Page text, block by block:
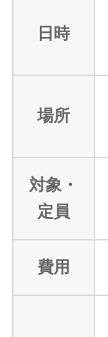
日時
場所
対象・
定員
費用